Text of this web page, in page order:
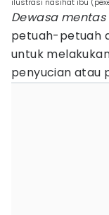
Dewasa mentas
petuah-petuah
untuk
penyucian atau